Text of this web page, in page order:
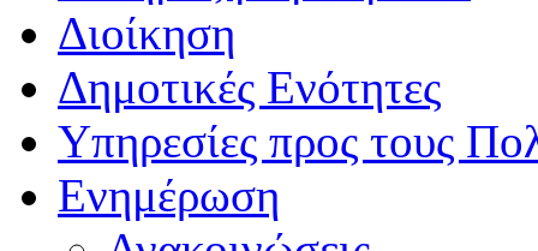
Διοίκηση
Δημοτικές Ενότητες
Υπηρεσίες προς τους
Ενημέρωση